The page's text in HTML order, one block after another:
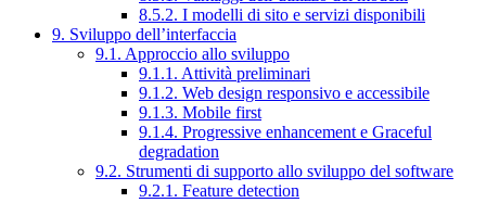
8.5.2. I modelli di sito e servizi disponibili
9. Sviluppo dell’interfaccia
9.1. Approccio allo sviluppo
9.1.1. Attività preliminari
9.1.2. Web design responsivo e accessibile
9.1.3. Mobile first
9.1.4. Progressive enhancement e Graceful
degradation
9.2. Strumenti di supporto allo sviluppo del software
9.2.1. Feature detection